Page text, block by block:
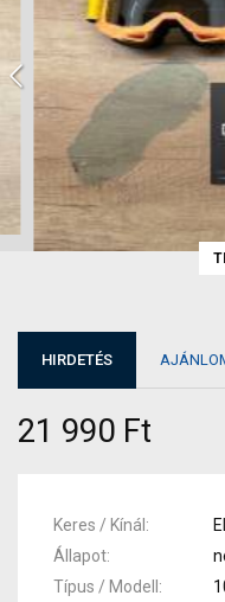
HIRDETÉS
21 990 Ft
Keres / Kínál
Állapot
Típus / Modell